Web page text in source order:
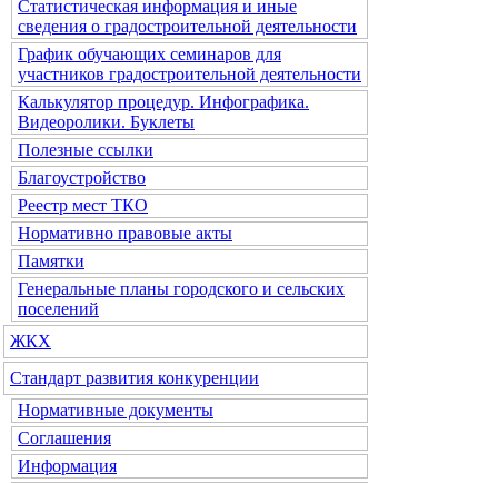
Статистическая информация и иные
сведения о градостроительной деятельности
График обучающих семинаров для
участников градостроительной деятельности
Калькулятор процедур. Инфографика.
Видеоролики. Буклеты
Полезные ссылки
Благоустройство
Реестр мест ТКО
Нормативно правовые акты
Памятки
Генеральные планы городского и сельских
поселений
ЖКХ
Стандарт развития конкуренции
Нормативные документы
Соглашения
Информация